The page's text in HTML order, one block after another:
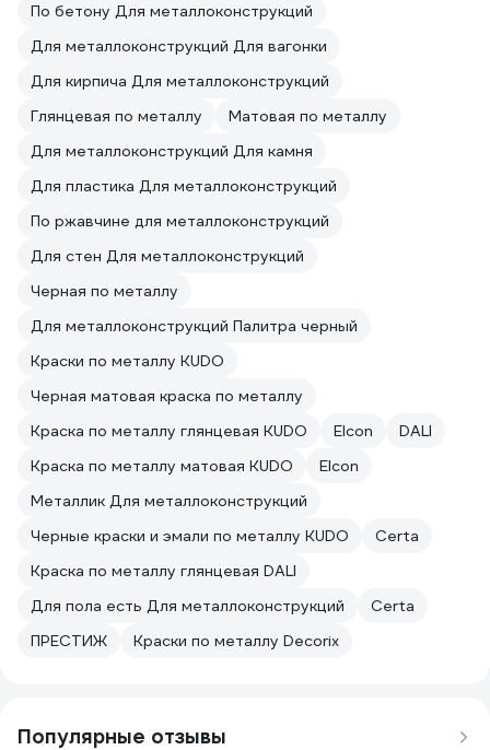
По бетону Для металлоконструкций
Для металлоконструкций Для вагонки
Для кирпича Для металлоконструкций
Глянцевая по металлу
Матовая по металлу
Для металлоконструкций Для камня
Для пластика Для металлоконструкций
По ржавчине для металлоконструкций
Для стен Для металлоконструкций
Черная по металлу
Для металлоконструкций Палитра черный
Краски по металлу KUDO
Черная матовая краска по металлу
Краска по металлу глянцевая KUDO
Elcon
DALI
Краска по металлу матовая KUDO
Elcon
Металлик Для металлоконструкций
Черные краски и эмали по металлу KUDO
Certa
Краска по металлу глянцевая DALI
Для пола есть Для металлоконструкций
Certa
ПРЕСТИЖ
Краски по металлу Decorix
Популярные отзывы